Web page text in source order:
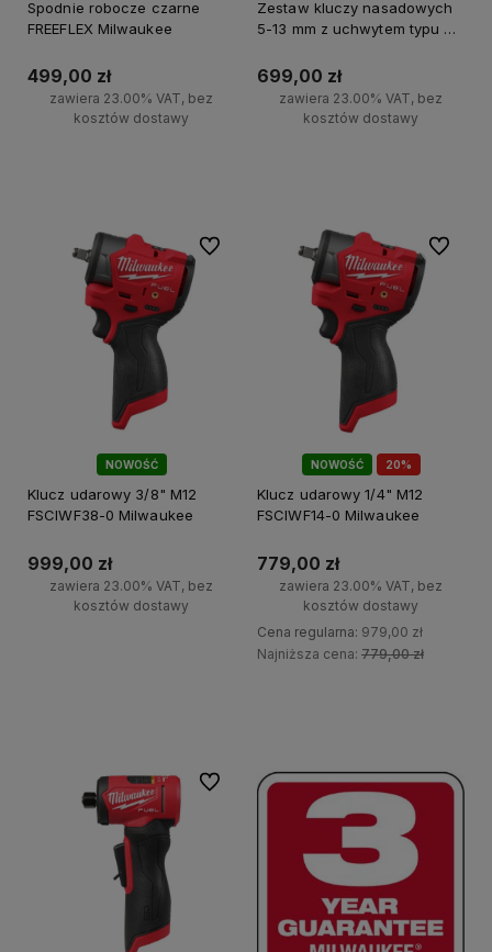
Spodnie robocze czarne
FREEFLEX Milwaukee
499,00 zł
zawiera 23.00% VAT, bez
kosztów dostawy
Zestaw kluczy nasadowych
5-13 mm z uchwytem typu T
szt.
699,00 zł
zawiera 23.00% VAT, bez
kosztów dostawy
NOWOŚĆ
Klucz udarowy 3/8" M12
FSCIWF38-0 Milwaukee
999,00 zł
zawiera 23.00% VAT, bez
kosztów dostawy
Do ulubionych
20%
PROMOCJA!
NOWOŚĆ
Klucz udarowy 1/4" M12
FSCIWF14-0 Milwaukee
779,00 zł
zawiera 23.00% VAT, bez
kosztów dostawy
Cena regularna: 979,00 zł
Najniższa cena: 779,00 zł
Do
Do ulubionych